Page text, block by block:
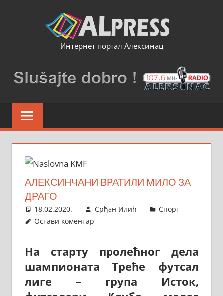
Интернет портал Алексинац
АЛЕКСИНЧАНИ ВРАТИЛИ МИЛО ЗА
ДРАГО
18.02.2020. Срђан Илић
Спорт
Остави коментар
На старту пролећног дела
шампионата Треће футсал
лиге – група Исток,